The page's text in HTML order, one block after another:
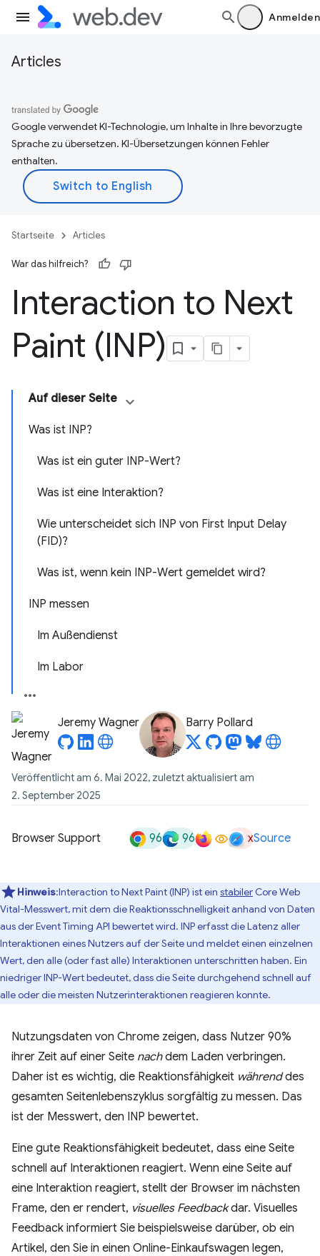
Anmelden
Articles
Google verwendet KI-Technologie, um Inhalte in Ihre bevorzugte
Sprache zu übersetzen. KI-Übersetzungen können Fehler
enthalten.
Startseite Articles
War das hilfreich?
Interaction to Next
Paint (INP)
Auf dieser Seite
Was ist INP?
Was ist ein guter INP-Wert?
Was ist eine Interaktion?
Wie unterscheidet sich INP von First Input Delay
(FID)?
Was ist, wenn kein INP-Wert gemeldet wird?
INP messen
Im Außendienst
Im Labor
Jeremy Wagner Barry Pollard
Veröffentlicht am 6. Mai 2022, zuletzt aktualisiert am
2. September 2025
Browser Support 96 96 xSource
Hinweis:Interaction to Next Paint (INP) ist ein stabiler Core Web
Vital-Messwert, mit dem die Reaktionsschnelligkeit anhand von Daten
aus der Event Timing API bewertet wird. INP erfasst die Latenz aller
Interaktionen eines Nutzers auf der Seite und meldet einen einzelnen
Wert, den alle (oder fast alle) Interaktionen unterschritten haben. Ein
niedriger INP-Wert bedeutet, dass die Seite durchgehend schnell auf
alle oder die meisten Nutzerinteraktionen reagieren konnte.
Nutzungsdaten von Chrome zeigen, dass Nutzer 90%
ihrer Zeit auf einer Seite nachdem Laden verbringen.
Daher ist es wichtig, die Reaktionsfähigkeit währenddes
gesamten Seitenlebenszyklus sorgfältig zu messen. Das
ist der Messwert, den INP bewertet.
Eine gute Reaktionsfähigkeit bedeutet, dass eine Seite
schnell auf Interaktionen reagiert. Wenn eine Seite auf
eine Interaktion reagiert, stellt der Browser im nächsten
Frame, den er rendert, visuelles Feedbackdar. Visuelles
Feedback informiert Sie beispielsweise darüber, ob ein
Artikel, den Sie in einen Online-Einkaufswagen legen,